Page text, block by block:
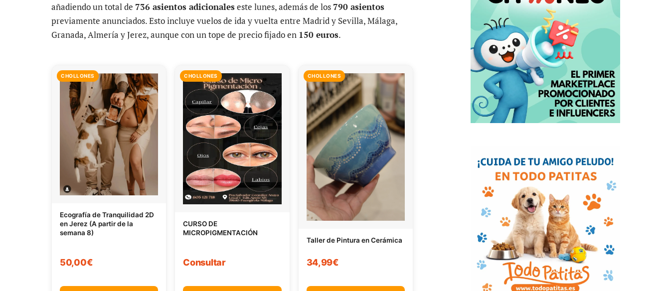
añadiendo un total de 736 asientos adicionaleseste lunes, además de los 790 asientos
previamente anunciados. Esto incluye vuelos de ida y vuelta entre Madrid y Sevilla, Málaga,
Granada, Almería y Jerez, aunque con un tope de precio fijado en 150 euros.
CHOLLONES
Ecografía de Tranquilidad 2D
en Jerez (A partir de la
semana 8)
50,00€
CHOLLONES
CURSO DE
MICROPIGMENTACIÓN
Consultar
CHOLLONES
Taller de Pintura en Cerámica
34,99€